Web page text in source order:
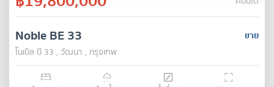
ขาย
Noble BE 33
โนเบิล บี 33 , วัฒนา , กรุงเทพ